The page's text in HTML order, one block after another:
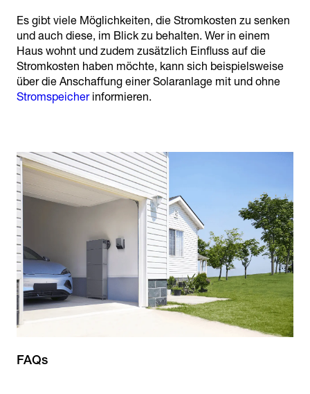
Es gibt viele Möglichkeiten, die Stromkosten zu senken
und auch diese, im Blick zu behalten. Wer in einem
Haus wohnt und zudem zusätzlich Einfluss auf die
Stromkosten haben möchte, kann sich beispielsweise
über die Anschaffung einer Solaranlage mit und ohne
Stromspeicherinformieren.
FAQs